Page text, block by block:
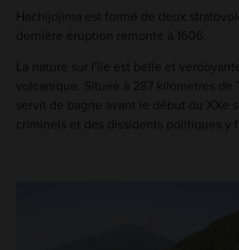
Hachijojima est formé de deux
dernière éruption remonte à 1606.
La nature sur l'île est belle et
volcanique. Située à 287 kilomètres de
servit de bagne avant le début du XXe
criminels et des dissidents politiques y